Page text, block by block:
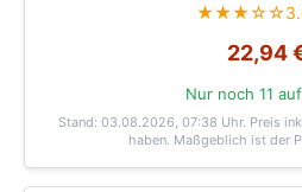
★★★☆☆
22,94
Nur noch 11
Stand: 03.08.2026, 07:38 Uhr. Preis
haben. Maßgeblich ist der